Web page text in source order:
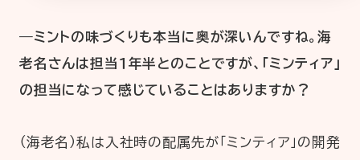
―ミントの味づくりも本当に奥が深いんですね。海
老名さんは担当１年半とのことですが、「ミンティア」
の担当になって感じていることはありますか？
（海老名）私は入社時の配属先が「ミンティア」の開発